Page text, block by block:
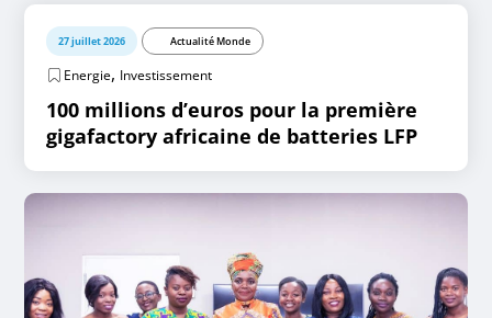
27 juillet 2026 Actualité Monde
Energie, Investissement
100 millions d’euros pour la première
gigafactory africaine de batteries LFP